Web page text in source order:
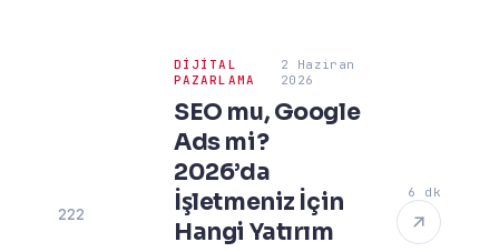
222
DIJITAL
PAZARLAMA
2 Haziran
2026
SEO mu, Google
Ads mi?
2026’da
İşletmeniz İçin
Hangi Yatırım
6 dk